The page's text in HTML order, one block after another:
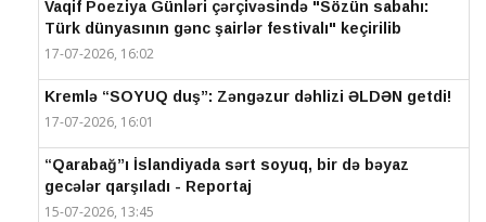
Vaqif Poeziya Günləri çərçivəsində "Sözün sabahı:
Türk dünyasının gənc şairlər festivalı" keçirilib
17-07-2026, 16:02
Kremlə “SOYUQ duş”: Zəngəzur dəhlizi ƏLDƏN getdi!
17-07-2026, 16:01
“Qarabağ”ı İslandiyada sərt soyuq, bir də bəyaz
gecələr qarşıladı - Reportaj
15-07-2026, 13:45